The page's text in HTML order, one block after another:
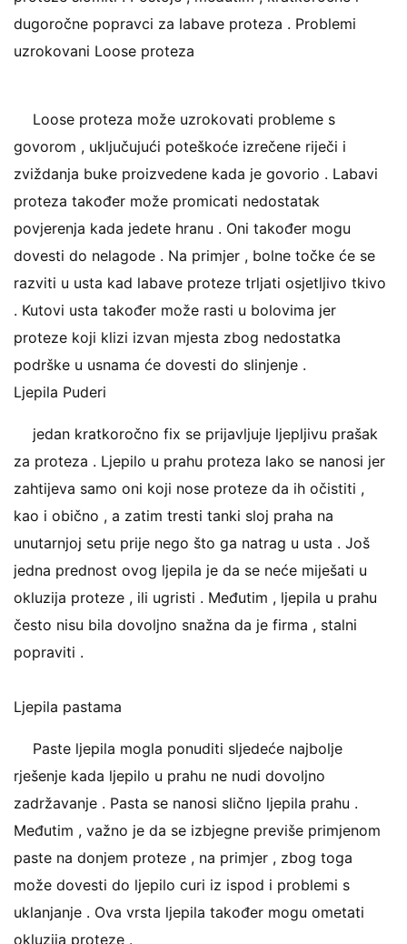
dugoročne popravci za labave proteza . Problemi
uzrokovani Loose proteza
Loose proteza može uzrokovati probleme s
govorom , uključujući poteškoće izrečene riječi i
zviždanja buke proizvedene kada je govorio . Labavi
proteza također može promicati nedostatak
povjerenja kada jedete hranu . Oni također mogu
dovesti do nelagode . Na primjer , bolne točke će se
razviti u usta kad labave proteze trljati osjetljivo tkivo
. Kutovi usta također može rasti u bolovima jer
proteze koji klizi izvan mjesta zbog nedostatka
podrške u usnama će dovesti do slinjenje .
Ljepila Puderi
jedan kratkoročno fix se prijavljuje ljepljivu prašak
za proteza . Ljepilo u prahu proteza lako se nanosi jer
zahtijeva samo oni koji nose proteze da ih očistiti ,
kao i obično , a zatim tresti tanki sloj praha na
unutarnjoj setu prije nego što ga natrag u usta . Još
jedna prednost ovog ljepila je da se neće miješati u
okluzija proteze , ili ugristi . Međutim , ljepila u prahu
često nisu bila dovoljno snažna da je firma , stalni
popraviti .
Ljepila pastama
Paste ljepila mogla ponuditi sljedeće najbolje
rješenje kada ljepilo u prahu ne nudi dovoljno
zadržavanje . Pasta se nanosi slično ljepila prahu .
Međutim , važno je da se izbjegne previše primjenom
paste na donjem proteze , na primjer , zbog toga
može dovesti do ljepilo curi iz ispod i problemi s
uklanjanje . Ova vrsta ljepila također mogu ometati
okluzija proteze .